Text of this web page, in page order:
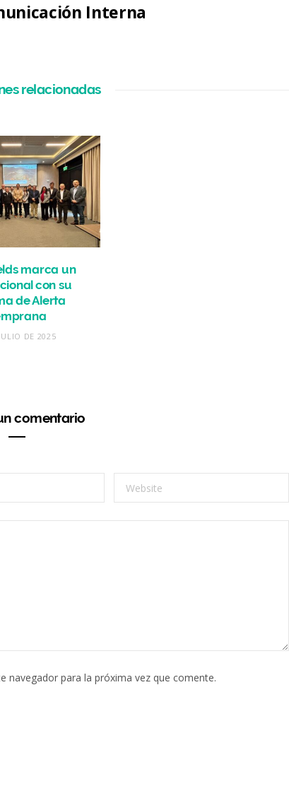
Interna
relacionadas
marca un
con su
de Alerta
DE 2025
comentario
navegador para la próxima vez que comente.